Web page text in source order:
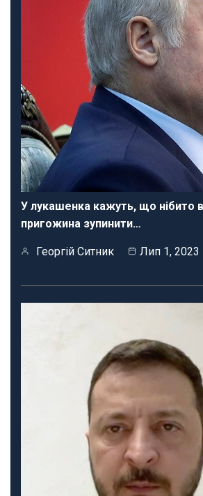
У лукашенка кажуть, що нібито
пригожина зупинити…
Георгій Ситник Лип 1, 2023